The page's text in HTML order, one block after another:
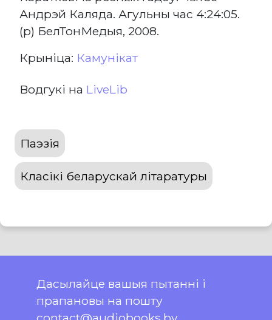
Андрэй Каляда. Агульны час 4:24:05.
(р) БелТонМедыя, 2008.
Крыніца: Камунікат
Водгукі на LiveLib
Паэзія
Класікі беларускай літаратуры
Дасылайце вашыя пытанні і
прапановы на пошту